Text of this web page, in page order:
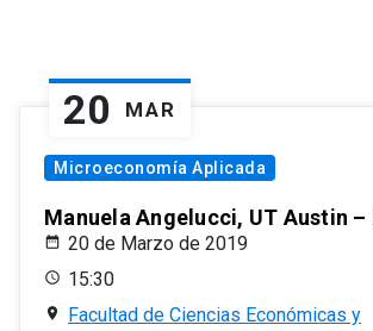
20 MAR
Microeconomía Aplicada
Manuela Angelucci, UT Austin
20 de Marzo de 2019
15:30
Facultad de Ciencias Económicas y